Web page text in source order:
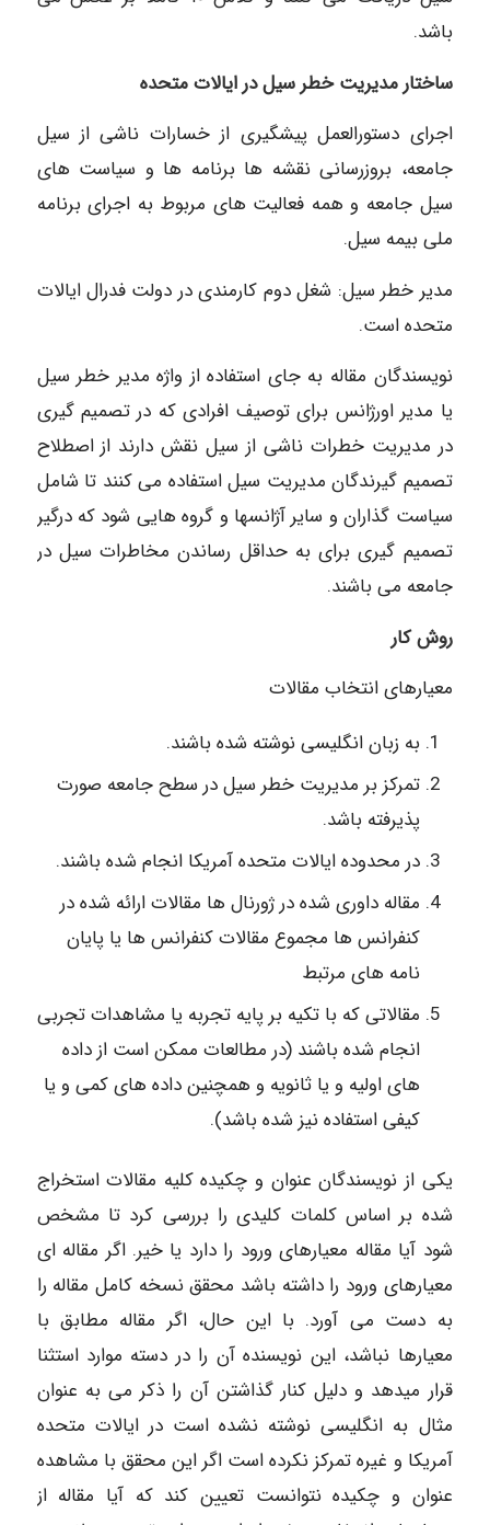
باشد.
ساختار مدیریت خطر سیل در ایالات متحده
اجرای دستورالعمل پیشگیری از خسارات ناشی از سیل
جامعه، بروزرسانی نقشه ها برنامه ها و سیاست های
سیل جامعه و همه فعالیت های مربوط به اجرای برنامه
ملی بیمه سیل.
مدیر خطر سیل: شغل دوم کارمندی در دولت فدرال ایالات
متحده است.
نویسندگان مقاله به جای استفاده از واژه مدیر خطر سیل
یا مدیر اورژانس برای توصیف افرادی که در تصمیم گیری
در مدیریت خطرات ناشی از سیل نقش دارند از اصطلاح
تصمیم گیرندگان مدیریت سیل استفاده می کنند تا شامل
سیاست گذاران و سایر آژانسها و گروه هایی شود که درگیر
تصمیم گیری برای به حداقل رساندن مخاطرات سیل در
جامعه می باشند.
روش کار
معیارهای انتخاب مقالات
به زبان انگلیسی نوشته شده باشند.
تمرکز بر مدیریت خطر سیل در سطح جامعه صورت
پذیرفته باشد.
در محدوده ایالات متحده آمریکا انجام شده باشند.
مقاله داوری شده در ژورنال ها مقالات ارائه شده در
کنفرانس ها مجموع مقالات کنفرانس ها یا پایان
نامه های مرتبط
مقالاتی که با تکیه بر پایه تجربه یا مشاهدات تجربی
انجام شده باشند (در مطالعات ممکن است از داده
های اولیه و یا ثانویه و همچنین داده های کمی و یا
کیفی استفاده نیز شده باشد).
یکی از نویسندگان عنوان و چکیده کلیه مقالات استخراج
شده بر اساس کلمات کلیدی را بررسی کرد تا مشخص
شود آیا مقاله معیارهای ورود را دارد یا خیر. اگر مقاله ای
معیارهای ورود را داشته باشد محقق نسخه کامل مقاله را
به دست می آورد. با این حال، اگر مقاله مطابق با
معیارها نباشد، این نویسنده آن را در دسته موارد استثنا
قرار میدهد و دلیل کنار گذاشتن آن را ذکر می به عنوان
مثال به انگلیسی نوشته نشده است در ایالات متحده
آمریکا و غیره تمرکز نکرده است اگر این محقق با مشاهده
عنوان و چکیده نتوانست تعیین کند که آیا مقاله از